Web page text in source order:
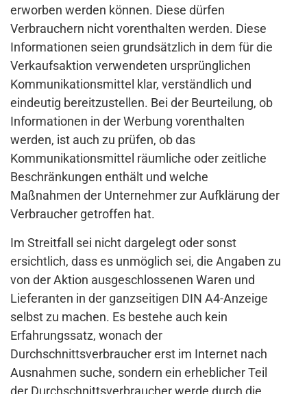
erworben werden können. Diese dürfen
Verbrauchern nicht vorenthalten werden. Diese
Informationen seien grundsätzlich in dem für die
Verkaufsaktion verwendeten ursprünglichen
Kommunikationsmittel klar, verständlich und
eindeutig bereitzustellen. Bei der Beurteilung, ob
Informationen in der Werbung vorenthalten
werden, ist auch zu prüfen, ob das
Kommunikationsmittel räumliche oder zeitliche
Beschränkungen enthält und welche
Maßnahmen der Unternehmer zur Aufklärung der
Verbraucher getroffen hat.
Im Streitfall sei nicht dargelegt oder sonst
ersichtlich, dass es unmöglich sei, die Angaben zu
von der Aktion ausgeschlossenen Waren und
Lieferanten in der ganzseitigen DIN A4-Anzeige
selbst zu machen. Es bestehe auch kein
Erfahrungssatz, wonach der
Durchschnittsverbraucher erst im Internet nach
Ausnahmen suche, sondern ein erheblicher Teil
der Durchschnittsverbraucher werde durch die